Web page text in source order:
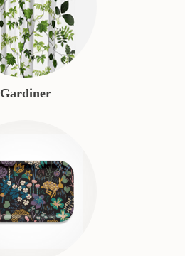
Gardiner